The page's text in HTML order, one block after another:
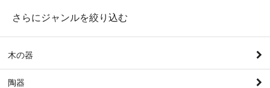
さらにジャンルを絞り込む
木の器
陶器